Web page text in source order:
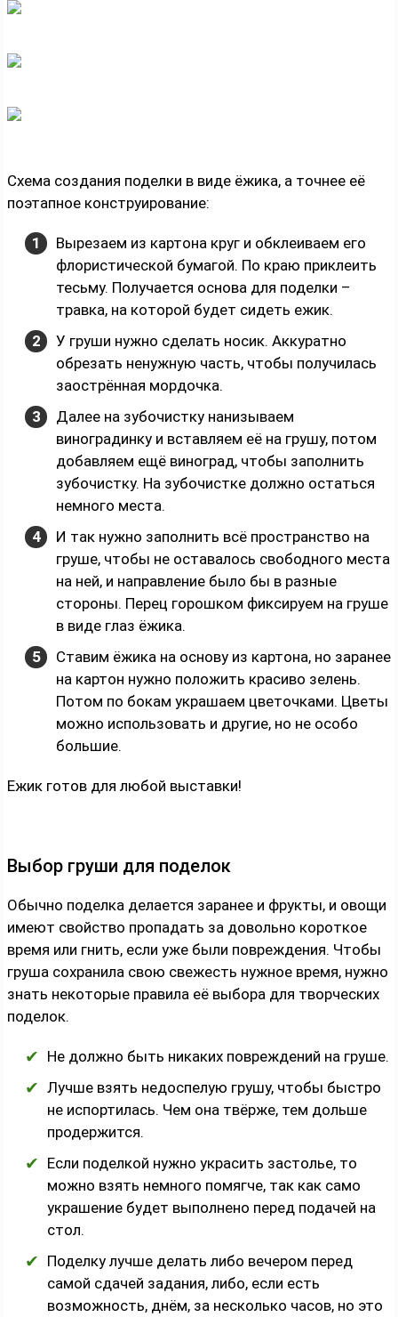
Схема создания поделки в виде ёжика, а точнее её
поэтапное конструирование:
Вырезаем из картона круг и обклеиваем его
флористической бумагой. По краю приклеить
тесьму. Получается основа для поделки –
травка, на которой будет сидеть ежик.
У груши нужно сделать носик. Аккуратно
обрезать ненужную часть, чтобы получилась
заострённая мордочка.
Далее на зубочистку нанизываем
виноградинку и вставляем её на грушу, потом
добавляем ещё виноград, чтобы заполнить
зубочистку. На зубочистке должно остаться
немного места.
И так нужно заполнить всё пространство на
груше, чтобы не оставалось свободного места
на ней, и направление было бы в разные
стороны. Перец горошком фиксируем на груше
в виде глаз ёжика.
Ставим ёжика на основу из картона, но заранее
на картон нужно положить красиво зелень.
Потом по бокам украшаем цветочками. Цветы
можно использовать и другие, но не особо
большие.
Ежик готов для любой выставки!
Выбор груши для поделок
Обычно поделка делается заранее и фрукты, и овощи
имеют свойство пропадать за довольно короткое
время или гнить, если уже были повреждения. Чтобы
груша сохранила свою свежесть нужное время, нужно
знать некоторые правила её выбора для творческих
поделок.
Не должно быть никаких повреждений на груше.
Лучше взять недоспелую грушу, чтобы быстро
не испортилась. Чем она твёрже, тем дольше
продержится.
Если поделкой нужно украсить застолье, то
можно взять немного помягче, так как само
украшение будет выполнено перед подачей на
стол.
Поделку лучше делать либо вечером перед
самой сдачей задания, либо, если есть
возможность, днём, за несколько часов, но это